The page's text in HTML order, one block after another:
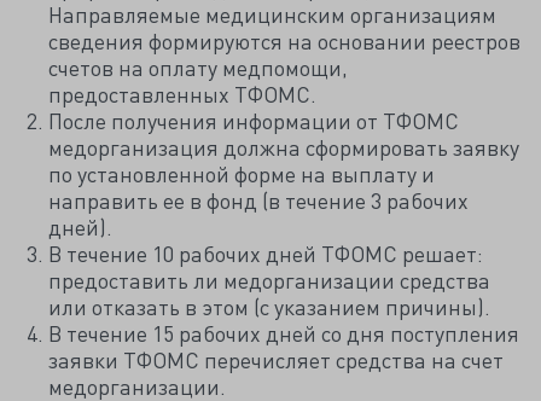
Направляемые медицинским организациям
сведения формируются на основании реестров
счетов на оплату медпомощи,
предоставленных ТФОМС.
После получения информации от ТФОМС
медорганизация должна сформировать заявку
по установленной форме на выплату и
направить ее в фонд (в течение 3 рабочих
дней).
В течение 10 рабочих дней ТФОМС решает:
предоставить ли медорганизации средства
или отказать в этом (с указанием причины).
В течение 15 рабочих дней со дня поступления
заявки ТФОМС перечисляет средства на счет
медорганизации.